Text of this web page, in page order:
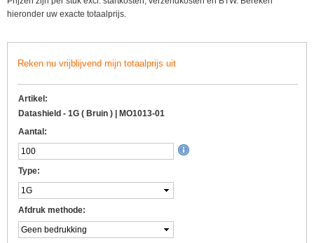
hieronder uw exacte totaalprijs.
Reken nu vrijblijvend mijn totaalprijs uit
Artikel:
Datashield - 1G ( Bruin ) | MO1013-01
Aantal:
Type:
Afdruk methode: